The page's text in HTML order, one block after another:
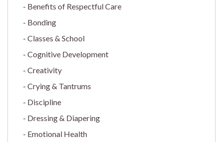
Benefits of Respectful Care
Bonding
Classes & School
Cognitive Development
Creativity
Crying & Tantrums
Discipline
Dressing & Diapering
Emotional Health